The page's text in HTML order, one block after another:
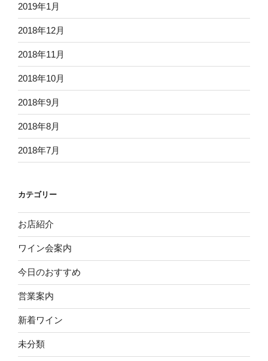
2019年1月
2018年12月
2018年11月
2018年10月
2018年9月
2018年8月
2018年7月
カテゴリー
お店紹介
ワイン会案内
今日のおすすめ
営業案内
新着ワイン
未分類